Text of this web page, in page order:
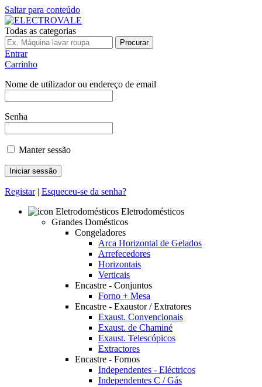
Saltar para conteúdo
Todas as categorias
Procurar
Entrar
Carrinho
Nome de utilizador ou endereço de email
Senha
Manter sessão
Registar| Esqueceu-se da senha?
Eletrodomésticos
Grandes Domésticos
Congeladores
Arca Horizontal de Gelados
Arrefecedores
Horizontais
Verticais
Encastre - Conjuntos
Forno + Mesa
Encastre - Exaustor / Extratores
Exaust. Convencionais
Exaust. de Chaminé
Exaust. Telescópicos
Extractores
Encastre - Fornos
Independentes - Eléctricos
Independentes C / Gás